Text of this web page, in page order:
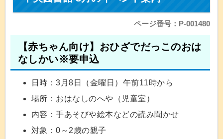
ページ番号：P-001480
【赤ちゃん向け】おひざでだっこのおは
なしかい※要申込
日時：3月8日（金曜日）午前11時から
場所：おはなしのへや（児童室）
内容：手あそびや絵本などの読み聞かせ
対象：0～2歳の親子